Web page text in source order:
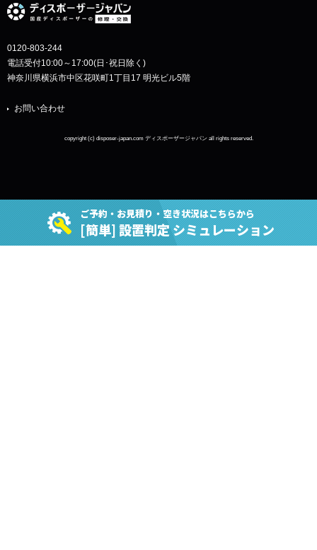
0120-803-244
電話受付10:00～17:00(日･祝日除く)
神奈川県横浜市中区花咲町1丁目17 明光ビル5階
お問い合わせ
copyright (c) disposer-japan.com ディスポーザージャパン all rights reserved.
ご予約・お見積り・空き状況はこちらから
[簡単] 設置判定 シミュレーション